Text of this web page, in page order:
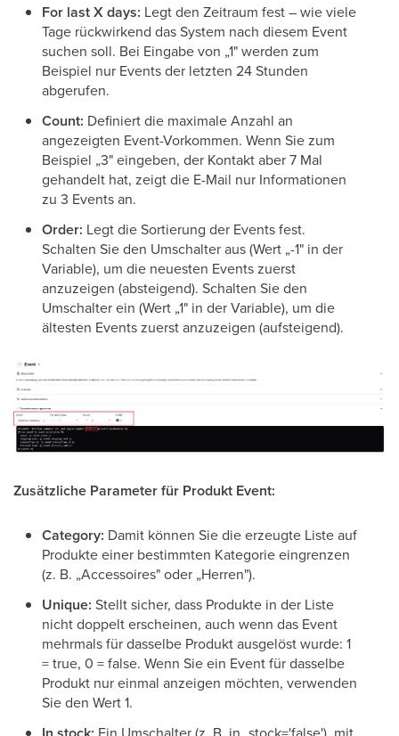
For last X days: Legt den Zeitraum fest – wie viele
Tage rückwirkend das System nach diesem Event
suchen soll. Bei Eingabe von „1" werden zum
Beispiel nur Events der letzten 24 Stunden
abgerufen.
Count: Definiert die maximale Anzahl an
angezeigten Event-Vorkommen. Wenn Sie zum
Beispiel „3" eingeben, der Kontakt aber 7 Mal
gehandelt hat, zeigt die E-Mail nur Informationen
zu 3 Events an.
Order: Legt die Sortierung der Events fest.
Schalten Sie den Umschalter aus (Wert „-1" in der
Variable), um die neuesten Events zuerst
anzuzeigen (absteigend). Schalten Sie den
Umschalter ein (Wert „1" in der Variable), um die
ältesten Events zuerst anzuzeigen (aufsteigend).
Zusätzliche Parameter für Produkt Event:
Category: Damit können Sie die erzeugte Liste auf
Produkte einer bestimmten Kategorie eingrenzen
(z. B. „Accessoires" oder „Herren").
Unique: Stellt sicher, dass Produkte in der Liste
nicht doppelt erscheinen, auch wenn das Event
mehrmals für dasselbe Produkt ausgelöst wurde: 1
= true, 0 = false. Wenn Sie ein Event für dasselbe
Produkt nur einmal anzeigen möchten, verwenden
Sie den Wert 1.